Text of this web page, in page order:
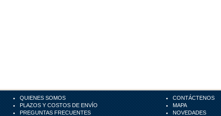
QUIENES SOMOS
PLAZOS Y COSTOS DE ENVÍO
PREGUNTAS FRECUENTES
CONTÁCTENOS
MAPA
NOVEDADES